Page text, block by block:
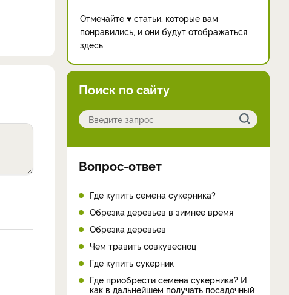
Отмечайте ♥ статьи, которые вам
понравились, и они будут отображаться
здесь
Поиск по сайту
Вопрос-ответ
Где купить семена сукерника?
Обрезка деревьев в зимнее время
Обрезка деревьев
Чем травить совкувесноц
Где купить сукерник
Где приобрести семена сукерника? И
как в дальнейшем получать посадочный